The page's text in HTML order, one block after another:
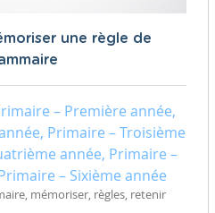
une règle de
– Première année,
Primaire – Troisième
année, Primaire –
– Sixième année
mémoriser, règles, retenir